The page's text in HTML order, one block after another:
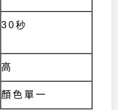
30秒
高
顏色單一